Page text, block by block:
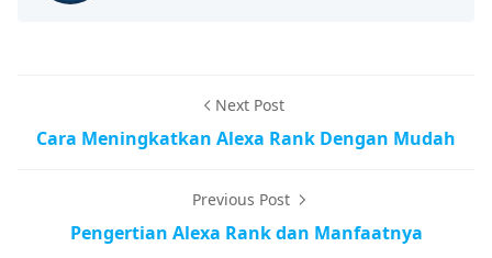
Next Post
Cara Meningkatkan Alexa Rank Dengan Mudah
Previous Post
Pengertian Alexa Rank dan Manfaatnya